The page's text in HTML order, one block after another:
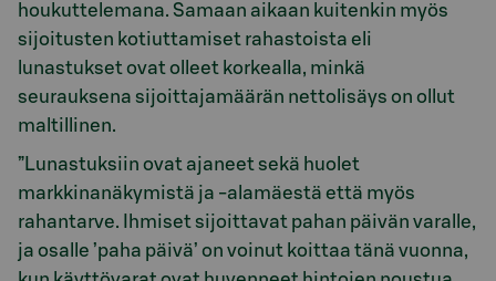
houkuttelemana. Samaan aikaan kuitenkin myös
sijoitusten kotiuttamiset rahastoista eli
lunastukset ovat olleet korkealla, minkä
seurauksena sijoittajamäärän nettolisäys on ollut
maltillinen.
”Lunastuksiin ovat ajaneet sekä huolet
markkinanäkymistä ja -alamäestä että myös
rahantarve. Ihmiset sijoittavat pahan päivän varalle,
ja osalle ’paha päivä’ on voinut koittaa tänä vuonna,